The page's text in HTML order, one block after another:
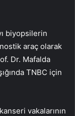
biyopsilerin
araç olarak
Dr. Mafalda
TNBC için
vakalarının